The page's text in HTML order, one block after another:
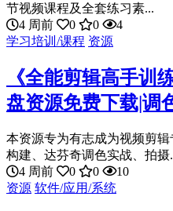
节视频课程及全套练习素...
4 周前
0 0
4
学习培训/课程 资源
《全能剪辑高手训
盘资源免费下载|调
本资源专为有志成为视频剪
构建、达芬奇调色实战、拍摄
4 周前
0 0
10
资源 软件/应用/系统